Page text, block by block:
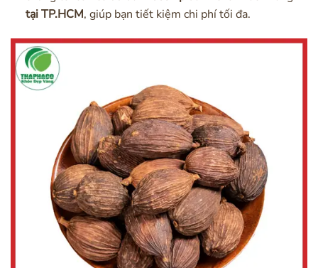
tại TP.HCM, giúp bạn tiết kiệm chi phí tối đa.